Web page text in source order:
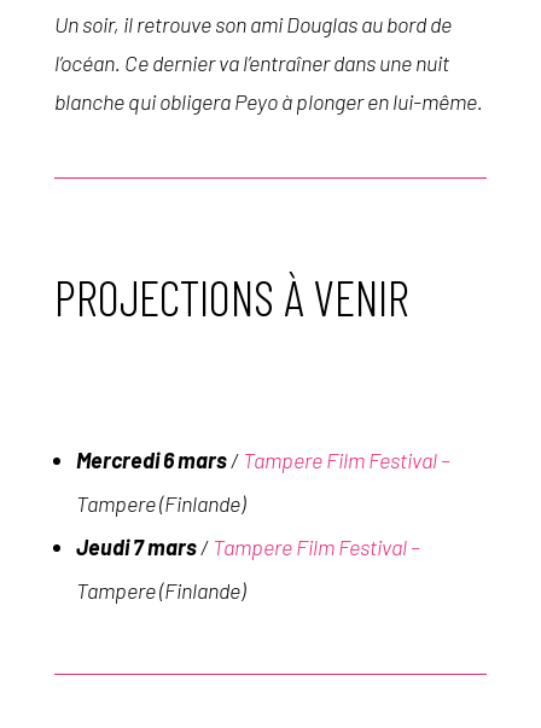
Un soir, il retrouve son ami Douglas au bord de
l’océan. Ce dernier va l’entraîner dans une nuit
blanche qui obligera Peyo à plonger en lui-même.
PROJECTIONS À VENIR
Mercredi 6 mars/ Tampere Film Festival –
Tampere (Finlande)
Jeudi 7 mars/ Tampere Film Festival –
Tampere (Finlande)